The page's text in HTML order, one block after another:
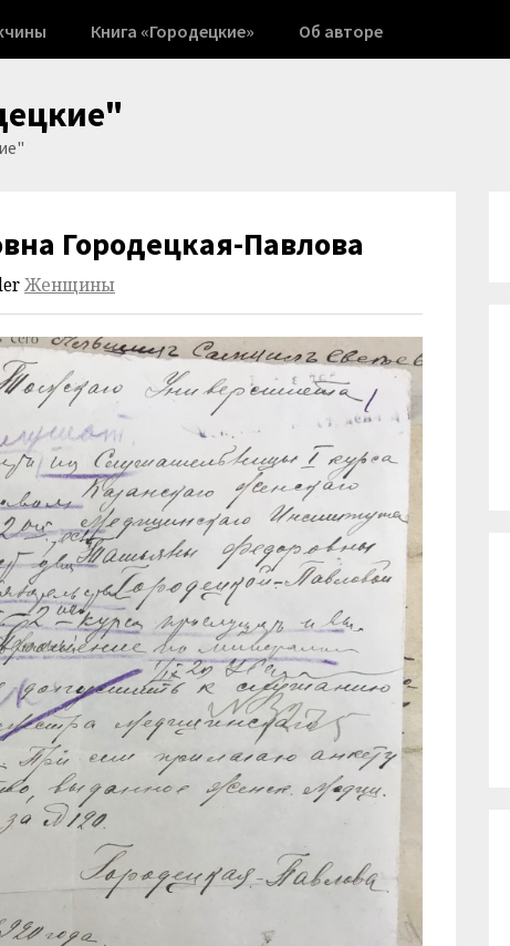
Книга «Городецкие» Об авторе
Городецкая-Павлова
Женщины